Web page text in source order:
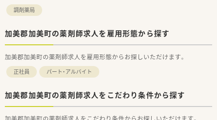
調剤薬局
加美郡加美町の薬剤師求人を雇用形態から探す
加美郡加美町の薬剤師求人を雇用形態からお探しいただけます。
正社員 パート・アルバイト
加美郡加美町の薬剤師求人をこだわり条件から探す